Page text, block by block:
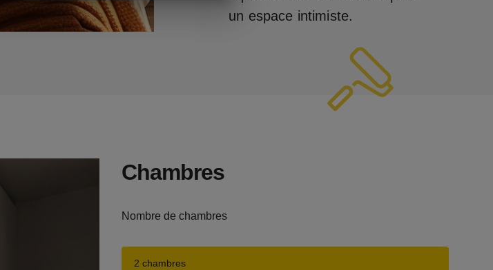
un espace intimiste.
Chambres
Nombre de chambres
2 chambres